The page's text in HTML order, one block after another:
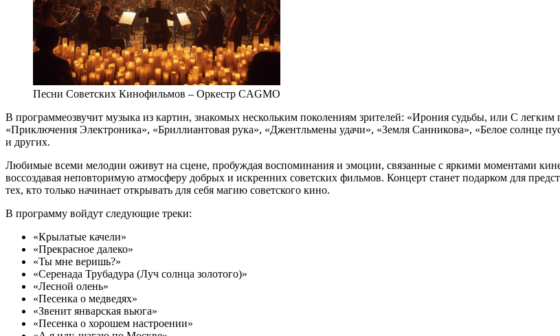
Песни Советских Кинофильмов – Оркестр CAGMO
В программеозвучит музыка из картин, знакомых нескольким поколениям зрителей: «Ирония судьбы, или С
«Приключения Электроника», «Бриллиантовая рука», «Джентльмены удачи», «Земля Санникова», «Белое солнце
и других.
Любимые всеми мелодии оживут на сцене, пробуждая воспоминания и эмоции, связанные с яркими моментами
воссоздавая неповторимую атмосферу добрых и искренних советских фильмов. Концерт станет подарком для
тех, кто только начинает открывать для себя магию советского кино.
В программу войдут следующие треки:
«Крылатые качели»
«Прекрасное далеко»
«Ты мне веришь?»
«Серенада Трубадура (Луч солнца золотого)»
«Лесной олень»
«Песенка о медведях»
«Звенит январская вьюга»
«Песенка о хорошем настроении»